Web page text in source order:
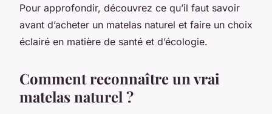
Pour approfondir, découvrez ce qu’il faut savoir
avant d’acheter un matelas naturel et faire un choix
éclairé en matière de santé et d’écologie.
Comment reconnaître un vrai
matelas naturel ?